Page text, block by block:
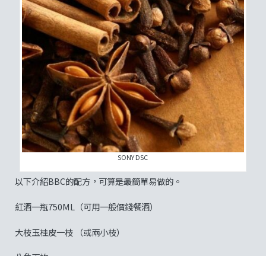
SONY DSC
以下介紹BBC的配方，可算是最簡單易做的。
紅酒一瓶750ML（可用一般價錢餐酒）
大枝玉桂皮一枝 （或兩小枝）